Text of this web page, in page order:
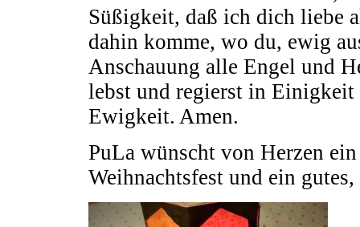
Süßigkeit, daß ich dich liebe
dahin komme, wo du, ewig
Anschauung alle Engel und
lebst und regierst in
Ewigkeit. Amen.
PuLa wünscht von Herzen
Weihnachtsfest und ein